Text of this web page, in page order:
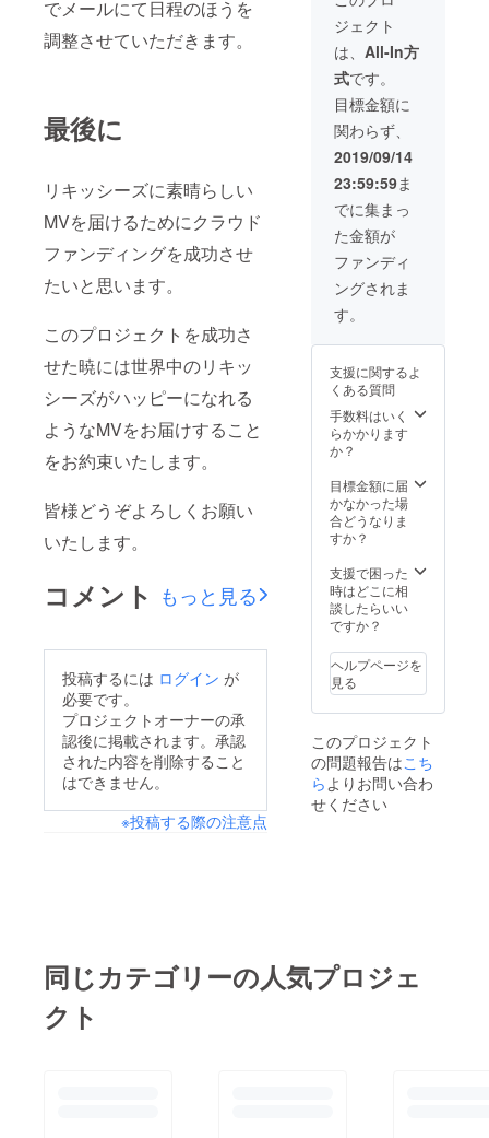
でメールにて日程のほうを
調整させていただきます。
最後に
リキッシーズに素晴らしい
MVを届けるためにクラウド
ファンディングを成功させ
たいと思います。
このプロジェクトを成功さ
せた暁には世界中のリキッ
シーズがハッピーになれる
ようなMVをお届けすること
をお約束いたします。
皆様どうぞよろしくお願い
いたします。
コメント もっと見る
投稿するには ログイン が
必要です。
プロジェクトオーナーの承
認後に掲載されます。承認
された内容を削除すること
はできません。
※投稿する際の注意点
時間は13時～20
時を予定してお
ります。 ※安全
性を十分に考慮
し、公共の場所
のみの面会とさ
せていただきま
す。
にて日程調整を
させていただき
ます。 当日は待
ち合わせ場所ま
で桂がお迎えに
行き、その後は
桂車での移動と
なります。 参加
費や飲食代はか
待ち合わせ場所
までの交通費は
ご負担くださ
い。 時間は13時
～20時を予定し
ております。 ※
安全性を十分考
慮し、公共の場
のみの面会とさ
せていただきま
す。
ジェクト
は、 All-In方
式です。
目標金額に
関わらず、
2019/09/14
23:59:59ま
でに集まっ
た金額が
ファンディ
ングされま
す。
支援に関するよ
くある質問
手数料はいく
らかかります
か？
目標金額に届
かなかった場
合どうなりま
すか？
支援で困った
時はどこに相
談したらいい
ですか？
ヘルプページを
見る
このプロジェクト
の問題報告はこち
らよりお問い合わ
せください
同じカテゴリーの人気プロジェ
クト